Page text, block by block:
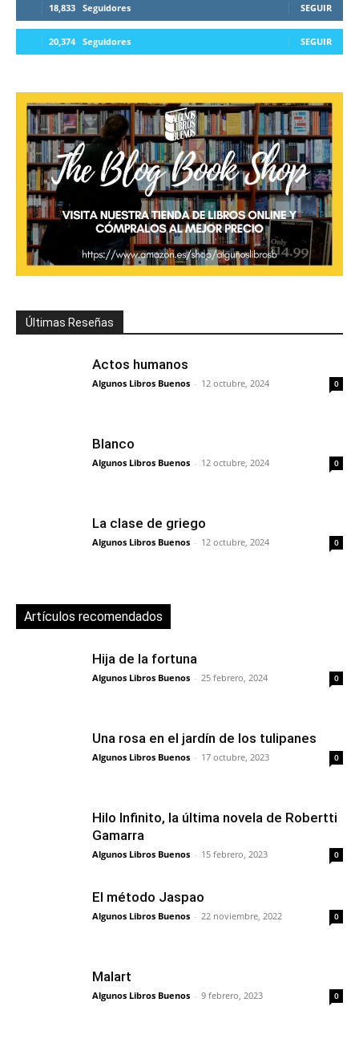
18,833 Seguidores SEGUIR
20,374 Seguidores SEGUIR
Últimas Reseñas
Actos humanos
Algunos Libros Buenos - 12 octubre, 2024 0
Blanco
Algunos Libros Buenos - 12 octubre, 2024 0
La clase de griego
Algunos Libros Buenos - 12 octubre, 2024 0
Artículos recomendados
Hija de la fortuna
Algunos Libros Buenos - 25 febrero, 2024 0
Una rosa en el jardín de los tulipanes
Algunos Libros Buenos - 17 octubre, 2023 0
Hilo Infinito, la última novela de Robertti
Gamarra
Algunos Libros Buenos - 15 febrero, 2023 0
El método Jaspao
Algunos Libros Buenos - 22 noviembre, 2022 0
Malart
Algunos Libros Buenos - 9 febrero, 2023 0